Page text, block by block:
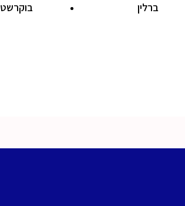
ברלין
בוקרשט